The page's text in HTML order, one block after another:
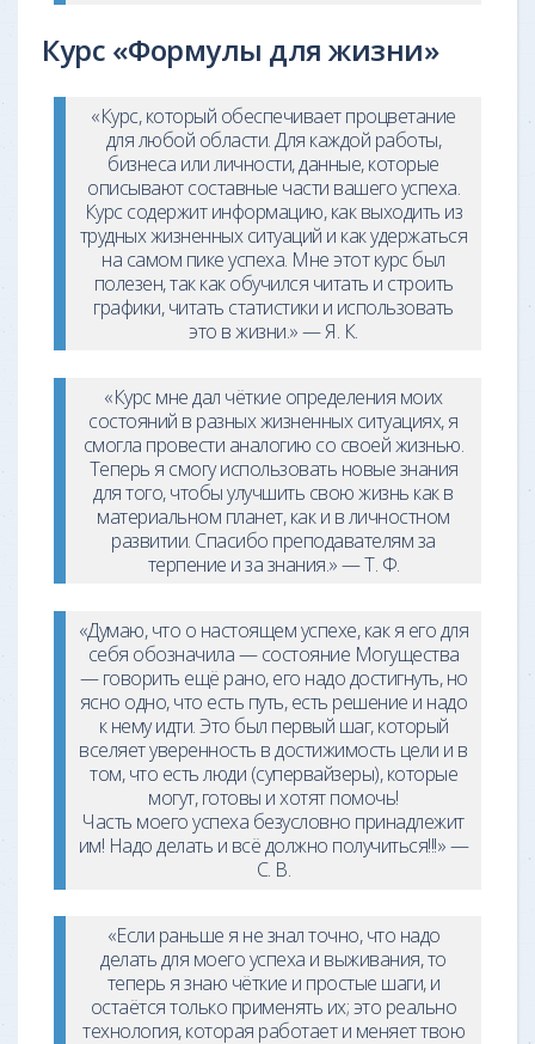
Курс «Формулы для жизни»
«Курс, который обеспечивает процветание
для любой области. Для каждой работы,
бизнеса или личности, данные, которые
описывают составные части вашего успеха.
Курс содержит информацию, как выходить из
трудных жизненных ситуаций и как удержаться
на самом пике успеха. Мне этот курс был
полезен, так как обучился читать и строить
графики, читать статистики и использовать
это в жизни.» — Я. К.
«Курс мне дал чёткие определения моих
состояний в разных жизненных ситуациях, я
смогла провести аналогию со своей жизнью.
Теперь я смогу использовать новые знания
для того, чтобы улучшить свою жизнь как в
материальном планет, как и в личностном
развитии. Спасибо преподавателям за
терпение и за знания.» — Т. Ф.
«Думаю, что о настоящем успехе, как я его для
себя обозначила — состояние Могущества
— говорить ещё рано, его надо достигнуть, но
ясно одно, что есть путь, есть решение и надо
к нему идти. Это был первый шаг, который
вселяет уверенность в достижимость цели и в
том, что есть люди (супервайзеры), которые
могут, готовы и хотят помочь!
Часть моего успеха безусловно принадлежит
им! Надо делать и всё должно получиться!!!» —
С. В.
«Если раньше я не знал точно, что надо
делать для моего успеха и выживания, то
теперь я знаю чёткие и простые шаги, и
остаётся только применять их; это реально
технология, которая работает и меняет твою